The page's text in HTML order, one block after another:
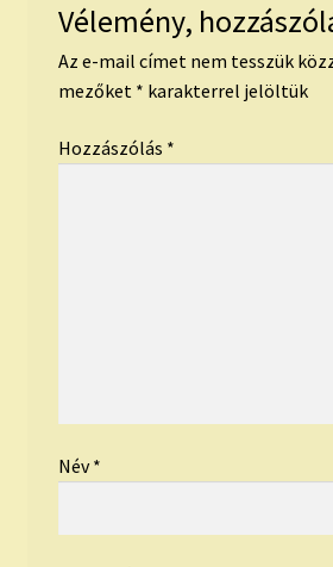
Vélemény,
Az e-mail címet nem tesszük
mezőket * karakterrel jelöltük
Hozzászólás *
Név*